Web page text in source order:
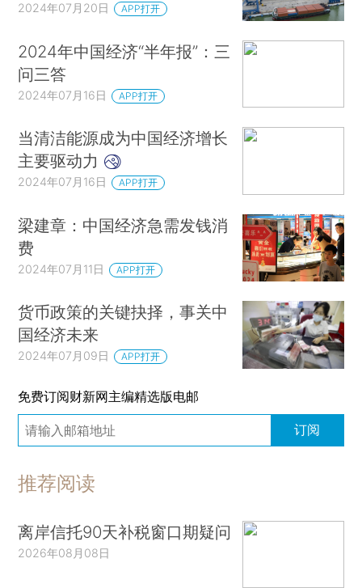
2024年07月20日 APP打开
2024年中国经济“半年报”：三
问三答
2024年07月16日 APP打开
当清洁能源成为中国经济增长
主要驱动力
2024年07月16日 APP打开
梁建章：中国经济急需发钱消
费
2024年07月11日 APP打开
货币政策的关键抉择，事关中
国经济未来
2024年07月09日 APP打开
免费订阅财新网主编精选版电邮
订阅
推荐阅读
离岸信托90天补税窗口期疑问
2026年08月08日